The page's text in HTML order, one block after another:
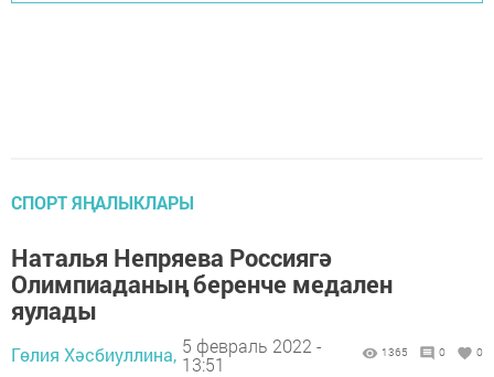
СПОРТ ЯҢАЛЫКЛАРЫ
Наталья Непряева Россиягә
Олимпиаданың беренче медален
яулады
Гөлия Хәсбиуллина, 5 февраль 2022 -
13:51
1365 0 0